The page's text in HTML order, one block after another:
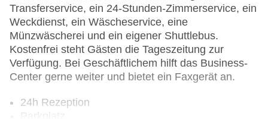
Transferservice, ein 24-Stunden-Zimmerservice, ein
Weckdienst, ein Wäscheservice, eine
Münzwäscherei und ein eigener Shuttlebus.
Kostenfrei steht Gästen die Tageszeitung zur
Verfügung. Bei Geschäftlichem hilft das Business-
Center gerne weiter und bietet ein Faxgerät an.
24h Rezeption